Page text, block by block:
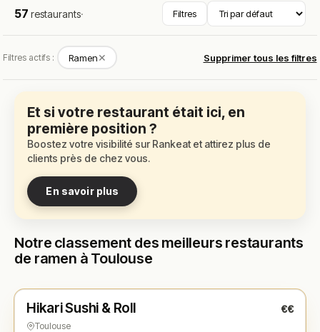
57 restaurants· Filtres
Filtres actifs : Ramen✕ Supprimer tous les filtres
Et si votre restaurant était ici, en
première position ?
Boostez votre visibilité sur Rankeat et attirez plus de
clients près de chez vous.
En savoir plus
Notre classement des meilleurs restaurants
de ramen à Toulouse
★ N° 1
Hikari Sushi & Roll €€
Toulouse